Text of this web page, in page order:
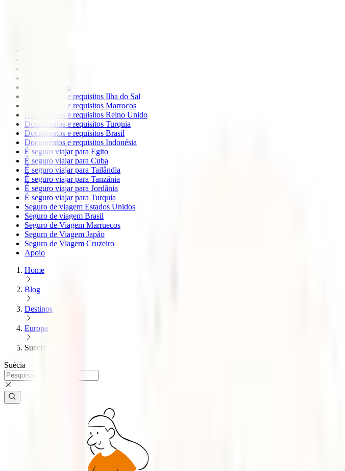
todos os blogs
Documentos e requisitos Ilha do Sal
Documentos e requisitos Marrocos
Documentos e requisitos Reino Unido
Documentos e requisitos Turquia
Documentos e requisitos Brasil
Documentos e requisitos Indonésia
É seguro viajar para Egito
É seguro viajar para Cuba
É seguro viajar para Tailândia
É seguro viajar para Tanzânia
É seguro viajar para Jordânia
É seguro viajar para Turquia
Seguro de viagem Estados Unidos
Seguro de viagem Brasil
Seguro de Viagem Marruecos
Seguro de Viagem Japão
Seguro de Viagem Cruzeiro
Apoio
Home
Blog
Destinos
Europa
Suecia
Suécia